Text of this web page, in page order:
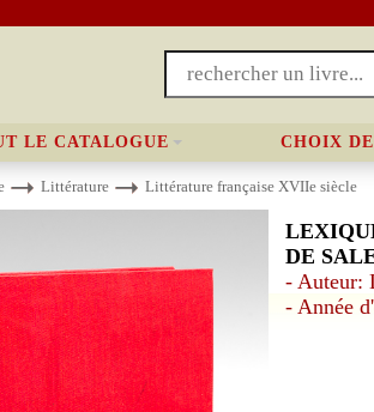
LE CATALOGUE CHOIX
Littérature Littérature française XVIIe siècle
DE
- Auteur:
- Année